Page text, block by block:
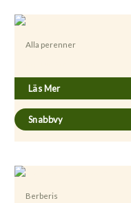
Alla perenner
Läs Mer
Snabbvy
Berberis